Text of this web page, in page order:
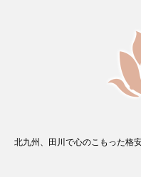
北九州、田川で心のこもった格